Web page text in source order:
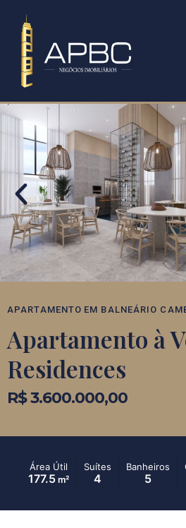
APARTAMENTO EM BALNEÁRIO
Apartamento à
Residences
R$ 3.600.000,00
Área Útil
177.5 m²
Suítes
4
Banheiros
5